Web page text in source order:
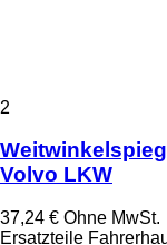
2
Volvo LKW
37,24 € Ohne MwSt.
Ersatzteile